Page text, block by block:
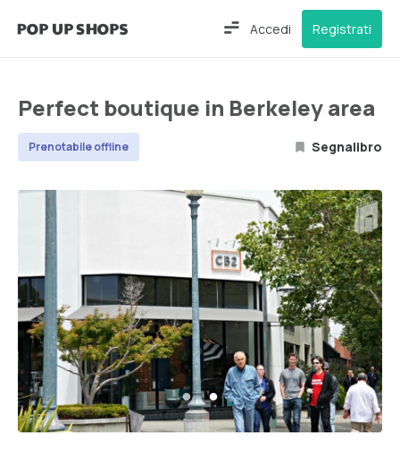
Accedi Registrati
Perfect boutique in Berkeley area
Prenotabile offline Segnalibro